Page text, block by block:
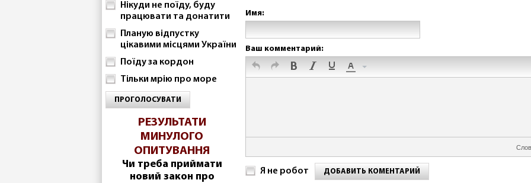
Нікуди не поїду, буду
працювати та донатити
Планую відпустку
цікавими місцями України
Поїду за кордон
Тільки мрію про море
ПРОГОЛОСУВАТИ
РЕЗУЛЬТАТИ
МИНУЛОГО
ОПИТУВАННЯ
Чи треба приймати
новий закон про
Имя:
Ваш комментарий:
Я не робот ДОБАВИТЬ КОМЕНТАРИЙ